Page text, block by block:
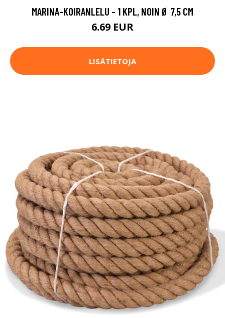
MARINA-KOIRANLELU - 1 KPL, NOIN Ø 7,5 CM
6.69 EUR
LISÄTIETOJA